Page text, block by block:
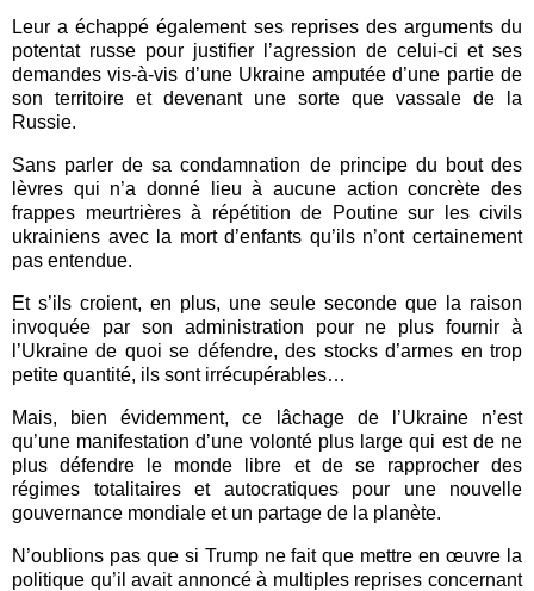
Leur a échappé également ses reprises des arguments du
potentat russe pour justifier l’agression de celui-ci et ses
demandes vis-à-vis d’une Ukraine amputée d’une partie de
son territoire et devenant une sorte que vassale de la
Russie.
Sans parler de sa condamnation de principe du bout des
lèvres qui n’a donné lieu à aucune action concrète des
frappes meurtrières à répétition de Poutine sur les civils
ukrainiens avec la mort d’enfants qu’ils n’ont certainement
pas entendue.
Et s’ils croient, en plus, une seule seconde que la raison
invoquée par son administration pour ne plus fournir à
l’Ukraine de quoi se défendre, des stocks d’armes en trop
petite quantité, ils sont irrécupérables…
Mais, bien évidemment, ce lâchage de l’Ukraine n’est
qu’une manifestation d’une volonté plus large qui est de ne
plus défendre le monde libre et de se rapprocher des
régimes totalitaires et autocratiques pour une nouvelle
gouvernance mondiale et un partage de la planète.
N’oublions pas que si Trump ne fait que mettre en œuvre la
politique qu’il avait annoncé à multiples reprises concernant